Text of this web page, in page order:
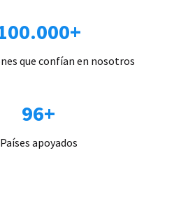
que confían en nosotros
96+
Países apoyados